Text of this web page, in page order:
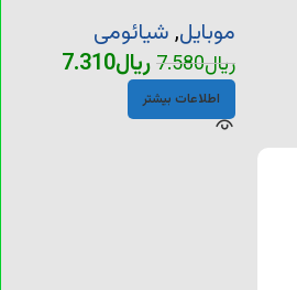
موبایل,شیائومی
ریال7.580ریال7.310
اطلاعات بیشتر